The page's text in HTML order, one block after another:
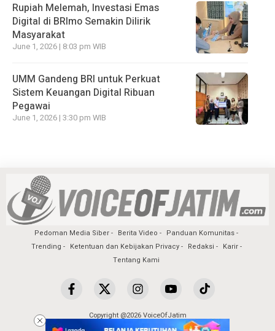
Rupiah Melemah, Investasi Emas
Digital di BRImo Semakin Dilirik
Masyarakat
June 1, 2026 | 8:03 pm WIB
UMM Gandeng BRI untuk Perkuat
Sistem Keuangan Digital Ribuan
Pegawai
June 1, 2026 | 3:30 pm WIB
Pedoman Media Siber Berita Video
Panduan Komunitas
Trending
Ketentuan dan Kebijakan Privacy Redaksi
Karir
Tentang Kami
Copyright @2026 VoiceOfJatim
All Rights Reserved